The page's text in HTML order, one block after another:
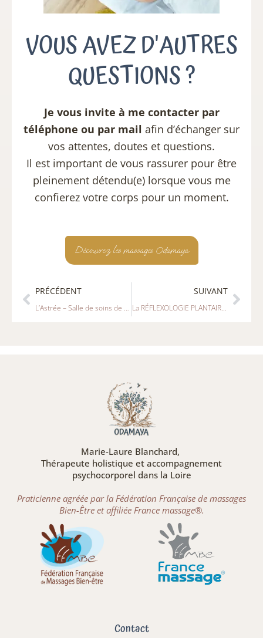
VOUS AVEZ D'AUTRES
QUESTIONS ?
Je vous invite à me contacter par
téléphone ou par mail afin d’échanger sur
vos attentes, doutes et questions.
Il est important de vous rassurer pour être
pleinement détendu(e) lorsque vous me
confierez votre corps pour un moment.
Découvrez les massages Odamaya
Précédent
PRÉCÉDENT
L’Astrée – Salle de soins de MONTBRISON
SUIVANT
La RÉFLEXOLOGIE PLANTAIRE THAÏE
Marie-Laure Blanchard,
Thérapeute holistique et accompagnement
psychocorporel dans la Loire
Praticienne agréée par la Fédération Française de massages
Bien-Être et affiliée France massage®.
Contact